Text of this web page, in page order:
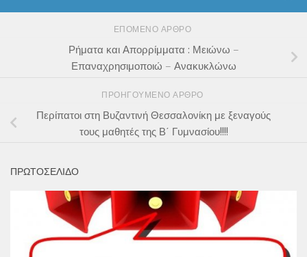
ΕΠΌΜΕΝΟ ΆΡΘΡΟ
Ρήματα και Απορρίμματα : Μειώνω –
Επαναχρησιμοποιώ – Ανακυκλώνω
ΠΡΟΗΓΟΎΜΕΝΟ ΆΡΘΡΟ
Περίπατοι στη Βυζαντινή Θεσσαλονίκη με ξεναγούς
τους μαθητές της Β΄ Γυμνασίου!!!!
ΠΡΩΤΟΣΕΛΙΔΟ